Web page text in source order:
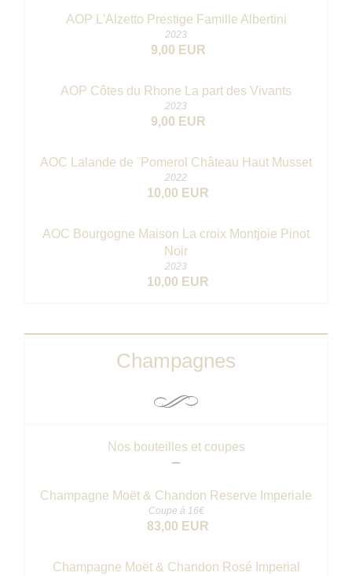
AOP L'Alzetto Prestige Famille Albertini
2023
9,00 EUR
AOP Côtes du Rhone La part des Vivants
2023
9,00 EUR
AOC Lalande de ¨Pomerol Château Haut Musset
2022
10,00 EUR
AOC Bourgogne Maison La croix Montjoie Pinot
Noir
2023
10,00 EUR
Champagnes
Nos bouteilles et coupes
Champagne Moët & Chandon Reserve Imperiale
Coupe à 16€
83,00 EUR
Champagne Moët & Chandon Rosé Imperial